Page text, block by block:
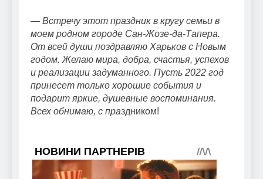
— Встречу этот праздник в кругу семьи в
моем родном городе Сан-Жозе-да-Тапера.
От всей души поздравляю Харьков с Новым
годом. Желаю мира, добра, счастья, успехов
и реализации задуманного. Пусть 2022 год
принесет только хорошие события и
подарит яркие, душевные воспоминания.
Всех обнимаю, с праздником!